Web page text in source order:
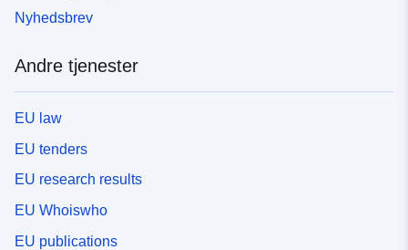
Nyhedsbrev
Andre tjenester
EU law
EU tenders
EU research results
EU Whoiswho
EU publications